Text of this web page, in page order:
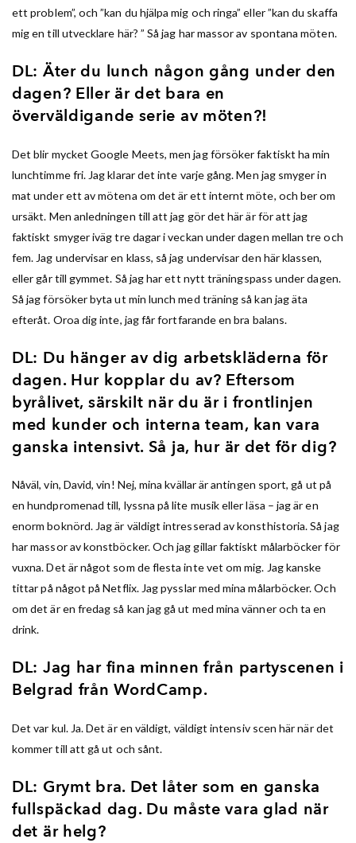
ett problem”, och ”kan du hjälpa mig och ringa” eller ”kan du skaffa
mig en till utvecklare här? ” Så jag har massor av spontana möten.
DL: Äter du lunch någon gång under den
dagen? Eller är det bara en
överväldigande serie av möten?!
Det blir mycket Google Meets, men jag försöker faktiskt ha min
lunchtimme fri. Jag klarar det inte varje gång. Men jag smyger in
mat under ett av mötena om det är ett internt möte, och ber om
ursäkt. Men anledningen till att jag gör det här är för att jag
faktiskt smyger iväg tre dagar i veckan under dagen mellan tre och
fem. Jag undervisar en klass, så jag undervisar den här klassen,
eller går till gymmet. Så jag har ett nytt träningspass under dagen.
Så jag försöker byta ut min lunch med träning så kan jag äta
efteråt. Oroa dig inte, jag får fortfarande en bra balans.
DL: Du hänger av dig arbetskläderna för
dagen. Hur kopplar du av? Eftersom
byrålivet, särskilt när du är i frontlinjen
med kunder och interna team, kan vara
ganska intensivt. Så ja, hur är det för dig?
Nåväl, vin, David, vin! Nej, mina kvällar är antingen sport, gå ut på
en hundpromenad till, lyssna på lite musik eller läsa – jag är en
enorm boknörd. Jag är väldigt intresserad av konsthistoria. Så jag
har massor av konstböcker. Och jag gillar faktiskt målarböcker för
vuxna. Det är något som de flesta inte vet om mig. Jag kanske
tittar på något på Netflix. Jag pysslar med mina målarböcker. Och
om det är en fredag så kan jag gå ut med mina vänner och ta en
drink.
DL: Jag har fina minnen från partyscenen i
Belgrad från WordCamp.
Det var kul. Ja. Det är en väldigt, väldigt intensiv scen här när det
kommer till att gå ut och sånt.
DL: Grymt bra. Det låter som en ganska
fullspäckad dag. Du måste vara glad när
det är helg?